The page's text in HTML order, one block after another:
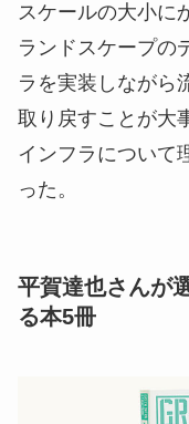
スケールの大小に
ランドスケープの
ラを実装しながら
取り戻すことが大
インフラについて
った。
平賀達也さんが
る本5冊